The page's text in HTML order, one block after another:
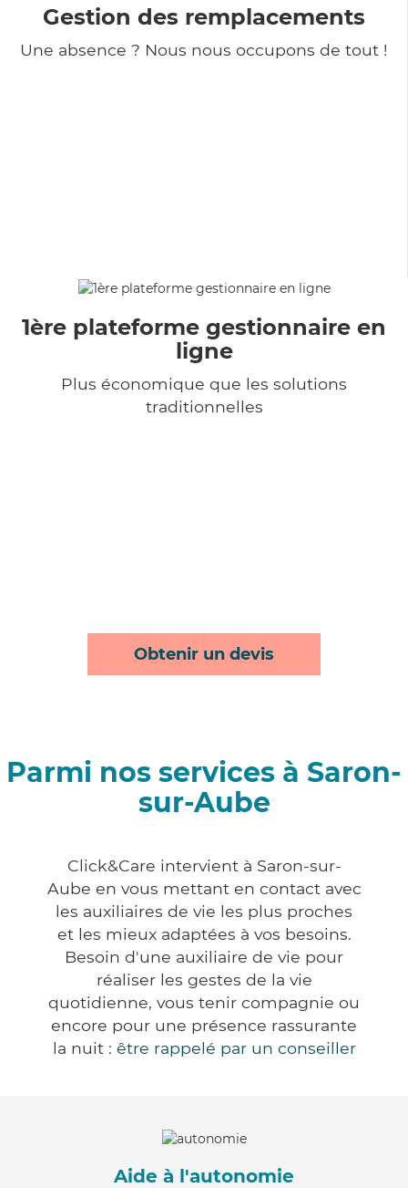
Gestion des remplacements
Une absence ? Nous nous occupons de tout !
1ère plateforme gestionnaire en
ligne
Plus économique que les solutions
traditionnelles
Obtenir un devis
Parmi nos services à Saron-
sur-Aube
Click&Care intervient à Saron-sur-
Aube en vous mettant en contact avec
les auxiliaires de vie les plus proches
et les mieux adaptées à vos besoins.
Besoin d'une auxiliaire de vie pour
réaliser les gestes de la vie
quotidienne, vous tenir compagnie ou
encore pour une présence rassurante
la nuit : être rappelé par un conseiller
Aide à l'autonomie